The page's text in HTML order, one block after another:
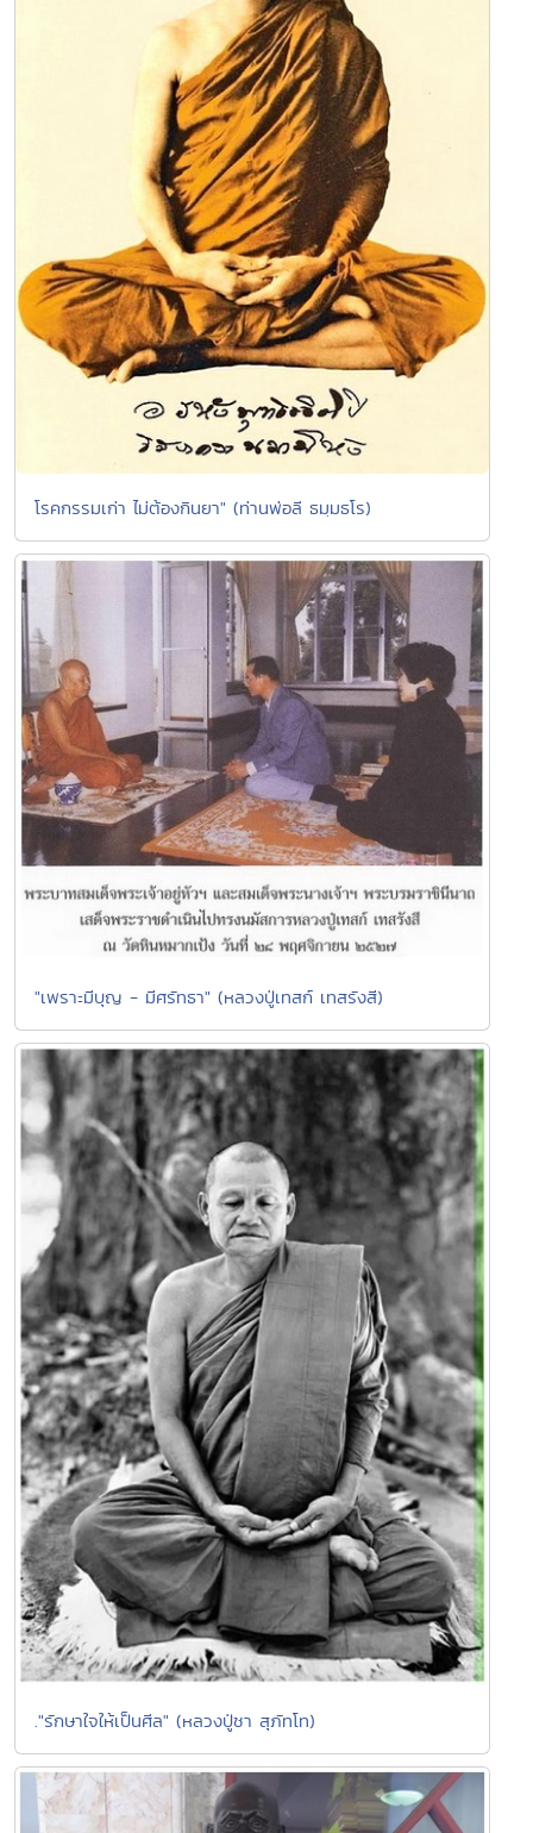
โรคกรรมเก่า ไม่ต้องกินยา" (ท่านพ่อลี ธมฺมธโร)
"เพราะมีบุญ - มีศรัทธา" (หลวงปู่เทสก์ เทสรังสี)
."รักษาใจให้เป็นศีล" (หลวงปู่ชา สุภัทโท)